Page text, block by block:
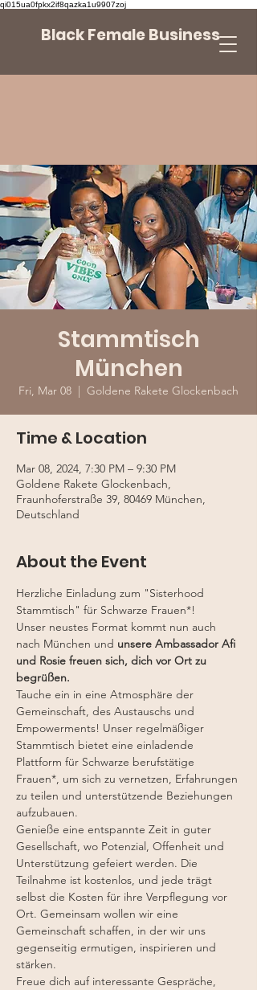
qi015ua0fpkx2if8qazka1u9907zoj
Black Female Business
Stammtisch
München
Fri, Mar 08
  |
Goldene Rakete Glockenbach
Time & Location
Mar 08, 2024, 7:30 PM – 9:30 PM
Goldene Rakete Glockenbach,
Fraunhoferstraße 39, 80469 München,
Deutschland
About the Event
Herzliche Einladung zum "Sisterhood
Stammtisch" für Schwarze Frauen*!
Unser neustes Format kommt nun auch
nach München und unsere Ambassador Afi
und Rosie freuen sich, dich vor Ort zu
begrüßen.
Tauche ein in eine Atmosphäre der
Gemeinschaft, des Austauschs und
Empowerments! Unser regelmäßiger
Stammtisch bietet eine einladende
Plattform für Schwarze berufstätige
Frauen*, um sich zu vernetzen, Erfahrungen
zu teilen und unterstützende Beziehungen
aufzubauen.
Genieße eine entspannte Zeit in guter
Gesellschaft, wo Potenzial, Offenheit und
Unterstützung gefeiert werden. Die
Teilnahme ist kostenlos, und jede trägt
selbst die Kosten für ihre Verpflegung vor
Ort. Gemeinsam wollen wir eine
Gemeinschaft schaffen, in der wir uns
gegenseitig ermutigen, inspirieren und
stärken.
Freue dich auf interessante Gespräche,